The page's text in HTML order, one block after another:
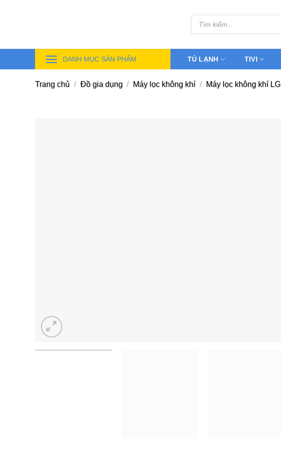
Tìm
kiếm
sản
DANH MỤC SẢN PHẨM TỦ LẠNH TIVI
Trang chủ / Đồ gia dụng / Máy lọc không khí / Máy lọc không khí LG